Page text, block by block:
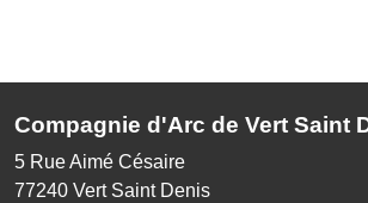
Compagnie d'Arc de Vert Saint
5 Rue Aimé Césaire
77240 Vert Saint Denis